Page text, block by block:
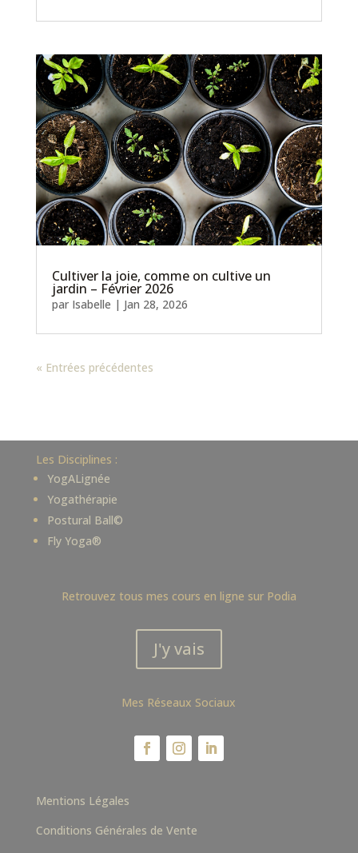
Cultiver la joie, comme on cultive un
jardin – Février 2026
par Isabelle | Jan 28, 2026
« Entrées précédentes
Les Disciplines :
YogALignée
Yogathérapie
Postural Ball©
Fly Yoga®
Retrouvez tous mes cours en ligne sur Podia
J'y vais
Mes Réseaux Sociaux
Mentions Légales
Conditions Générales de Vente